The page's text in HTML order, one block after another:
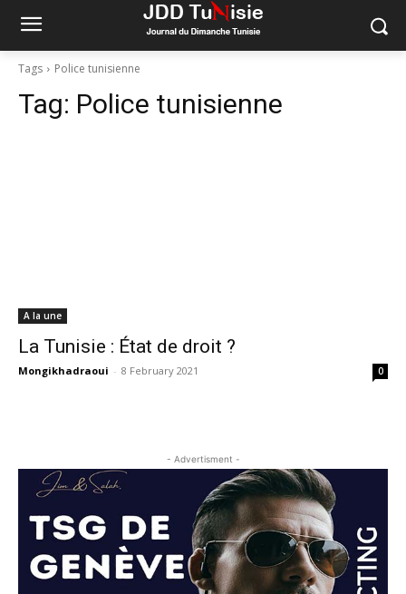
Tags Police tunisienne
Tag: Police tunisienne
A la une
La Tunisie : État de droit ?
Mongikhadraoui - 8 February 2021 0
- Advertisment -